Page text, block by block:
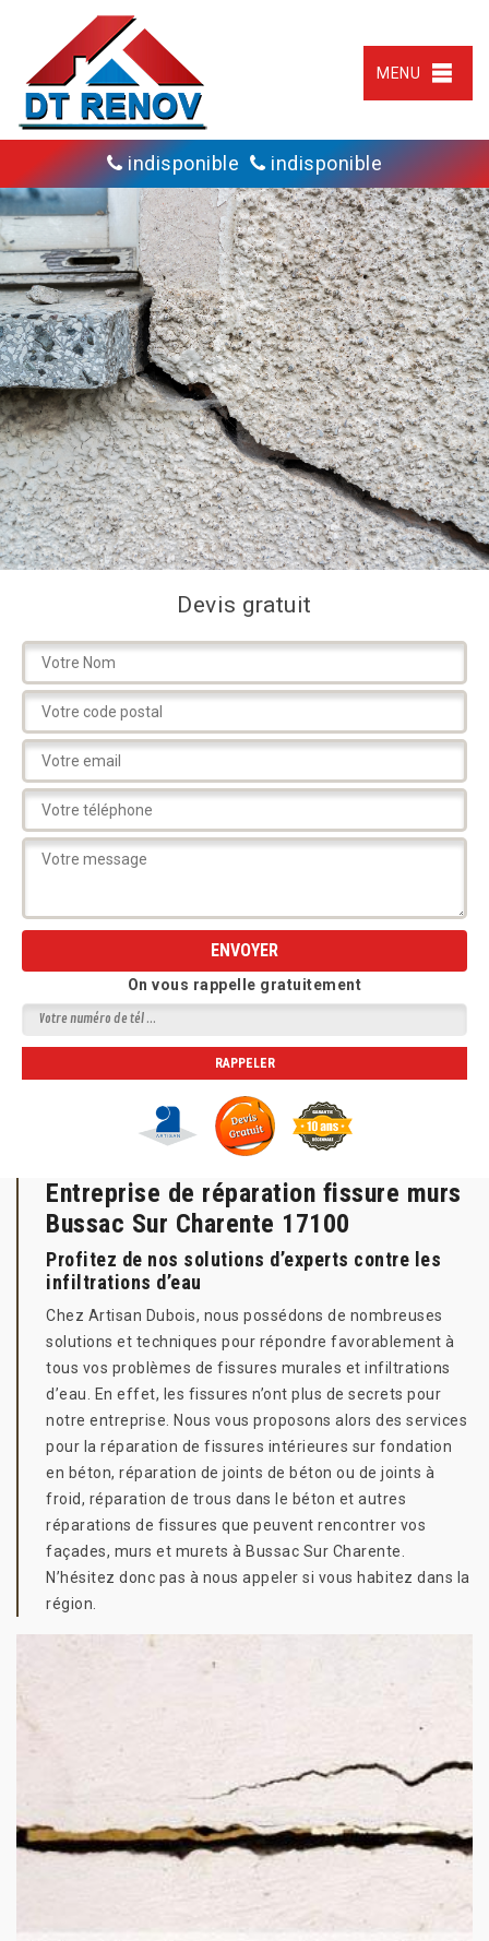
MENU
indisponible indisponible
Devis gratuit
On vous rappelle gratuitement
Entreprise de réparation fissure murs
Bussac Sur Charente 17100
Profitez de nos solutions d’experts contre les
infiltrations d’eau
Chez Artisan Dubois, nous possédons de nombreuses
solutions et techniques pour répondre favorablement à
tous vos problèmes de fissures murales et infiltrations
d’eau. En effet, les fissures n’ont plus de secrets pour
notre entreprise. Nous vous proposons alors des services
pour la réparation de fissures intérieures sur fondation
en béton, réparation de joints de béton ou de joints à
froid, réparation de trous dans le béton et autres
réparations de fissures que peuvent rencontrer vos
façades, murs et murets à Bussac Sur Charente.
N’hésitez donc pas à nous appeler si vous habitez dans la
région.